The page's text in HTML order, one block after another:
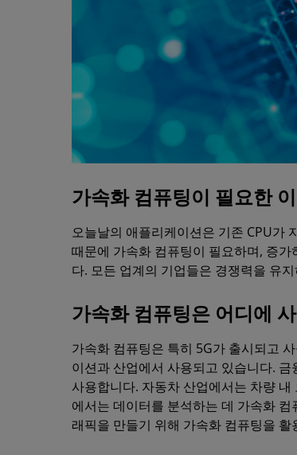
가속화 컴퓨팅이 필요한
오늘날의 애플리케이션은 기존 CPU가
때문에 가속화 컴퓨팅이 필요하며, 증
다. 모든 업계의 기업들은 경쟁력을 유
가속화 컴퓨팅은 어디에
가속화 컴퓨팅은 특히 5G가 출시되고
이션과 산업에서 사용되고 있습니다.
사용합니다. 자동차 산업에서는 차량
에서는 데이터를 분석하는 데 가속화
래픽을 만들기 위해 가속화 컴퓨팅을 활